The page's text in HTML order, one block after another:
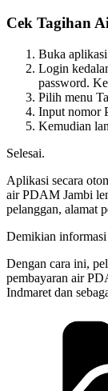
Cek Tagihan
Buka
Login
password.
Pilih menu
Input nomor
Kemudian
Selesai.
Aplikasi secara
air PDAM Jambi
pelanggan, alamat
Demikian
Dengan cara ini,
pembayaran air
Indmaret dan